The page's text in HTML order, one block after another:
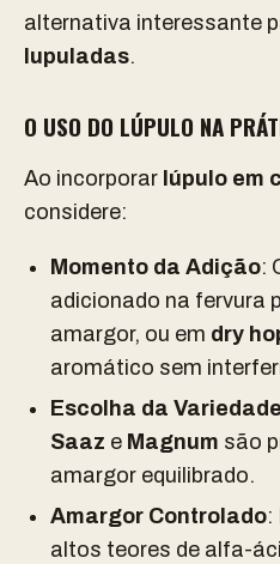
alternativa interessante
lupuladas.
O USO DO LÚPULO NA
Ao incorporar lúpulo em
considere:
Momento da Adição:
adicionado na fervura
amargor, ou em dry
aromático sem
Escolha da Variedade
Saaz e Magnum são
amargor equilibrado.
Amargor Controlado:
altos teores de alfa-